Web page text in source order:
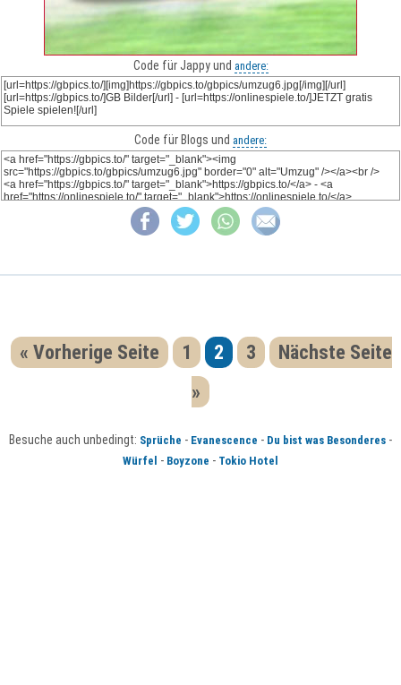
Code für Jappy und andere:
Code für Blogs und andere:
« Vorherige Seite 1 2 3
Nächste Seite
»
Besuche auch unbedingt: Sprüche - Evanescence - Du bist was Besonderes -
Würfel - Boyzone - Tokio Hotel